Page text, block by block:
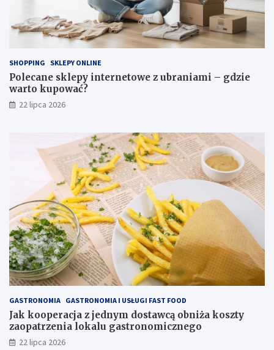
SHOPPING SKLEPY ONLINE
Polecane sklepy internetowe z ubraniami – gdzie
warto kupować?
22 lipca 2026
GASTRONOMIA GASTRONOMIA I USŁUGI FAST FOOD
Jak kooperacja z jednym dostawcą obniża koszty
zaopatrzenia lokalu gastronomicznego
22 lipca 2026